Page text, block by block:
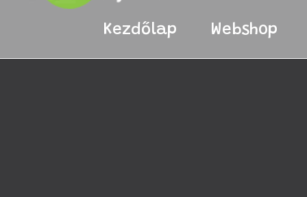
Kezdőlap Webshop